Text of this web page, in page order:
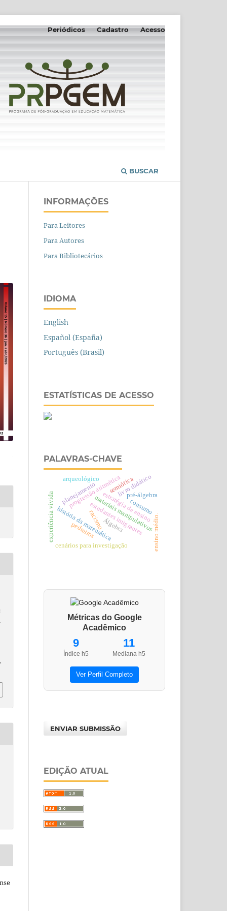
BUSCAR
Periódicos Cadastro Acesso
INFORMAÇÕES
Para Leitores
Para Autores
Para Bibliotecários
IDIOMA
English
Español (España)
Português (Brasil)
ESTATÍSTICAS DE ACESSO
PALAVRAS-CHAVE
estratégia de ensino
progressão aritmética
história da matemáticamateriais manipulativos
estudantes imigrantes
racismoÁlgebra
cenários para investigação ensino médio.
experiência vivida
livro didático
planejamento pré-álgebra
semiótica
pedreiros
consumo
arqueológico
Métricas do Google
Acadêmico
9
Índice h5
11
Mediana h5
Ver Perfil Completo
ENVIAR SUBMISSÃO
EDIÇÃO ATUAL